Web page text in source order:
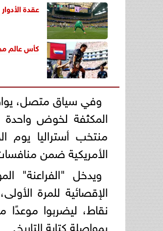
عقدة
كأس عالم
وفي سياق متصل،
المكثفة لخوض واحدة
الأمريكية ضمن منافسات
ويدخل "الفراعنة"
الإقصائية للمرة
نقاط، ليضربوا موعدًا
بمواصلة كتابة التاريخ.